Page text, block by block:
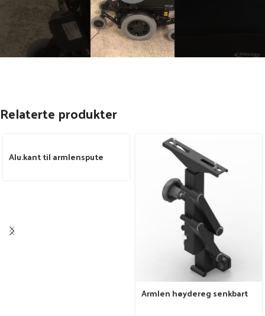
Relaterte produkter
Alu.kant til armlenspute
Armlen høydereg senkbart